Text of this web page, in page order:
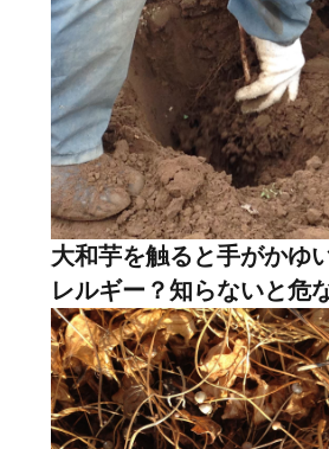
大和芋を触ると手がかゆ
レルギー？知らないと危